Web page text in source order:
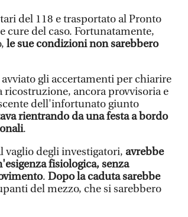
del 118 e trasportato al Pronto
cure del caso. Fortunatamente,
le sue condizioni non sarebbero
gli accertamenti per chiarire
ancora provvisoria e
dell'infortunato giunto
rientrando da una festa a bordo
.
vaglio degli investigatori, avrebbe
fisiologica, senza
. Dopo la caduta sarebbe
del mezzo, che si sarebbero